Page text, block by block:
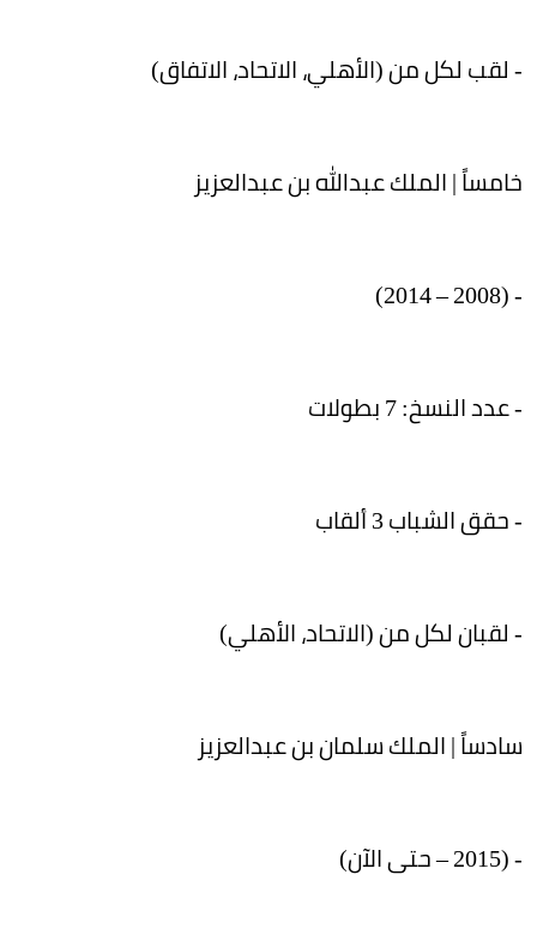
- لقب لكل من (الأهلي، الاتحاد، الاتفاق)
خامساً | الملك عبدالله بن عبدالعزيز
- (2008 – 2014)
- عدد النسخ: 7 بطولات
- حقق الشباب 3 ألقاب
- لقبان لكل من (الاتحاد، الأهلي)
سادساً | الملك سلمان بن عبدالعزيز
- (2015 – حتى الآن)